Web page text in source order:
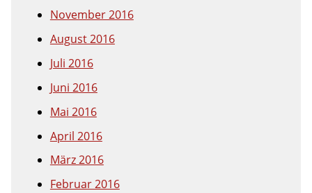
November 2016
August 2016
Juli 2016
Juni 2016
Mai 2016
April 2016
März 2016
Februar 2016